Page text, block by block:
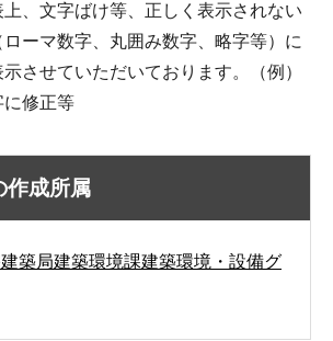
、文字ばけ等、正しく表示されない
ーマ数字、丸囲み数字、略字等）に
させていただいております。（例）
に修正等
作成所属
築局建築環境課建築環境・設備グ